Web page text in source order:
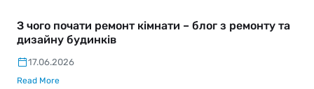
З чого почати ремонт кімнати – блог з ремонту та
дизайну будинків
17.06.2026
Read More